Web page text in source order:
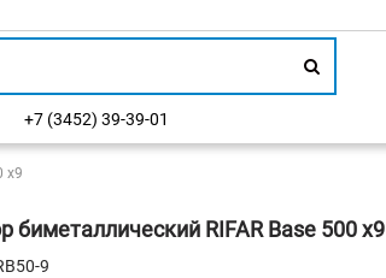
+7 (3452) 39-39-01
х9
биметаллический RIFAR Base 500 х9
9